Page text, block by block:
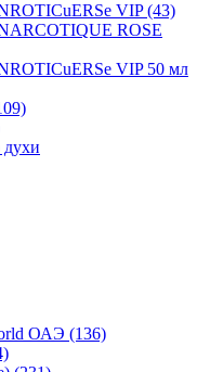
VIP(43)
ROSE
VIP 50 мл
духи
ОАЭ (136)